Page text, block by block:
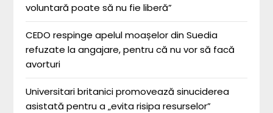
voluntară poate să nu fie liberă”
CEDO respinge apelul moașelor din Suedia
refuzate la angajare, pentru că nu vor să facă
avorturi
Universitari britanici promovează sinuciderea
asistată pentru a „evita risipa resurselor”